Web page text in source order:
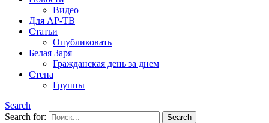
Видео
Для АР-ТВ
Статьи
Опубликовать
Белая Заря
Гражданская день за днем
Стена
Группы
Search
Search for: